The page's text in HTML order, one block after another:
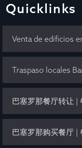
Quicklinks
Venta de edificios
Traspaso locales